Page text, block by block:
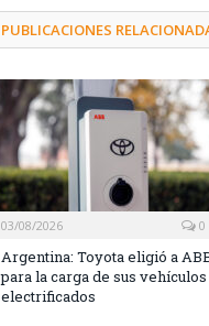
PUBLICACIONES
03/08/2026 0
Argentina: Toyota eligió a
para la carga de sus vehículos
electrificados